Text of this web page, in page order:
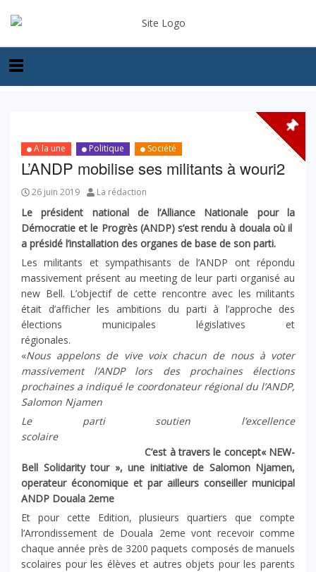
A la une Politique Société
L’ANDP mobilise ses militants à wouri2
26 juin 2019 La rédaction
Le président national de l’Alliance Nationale pour la
Démocratie et le Progrès (ANDP) s’est rendu à douala où il
a présidé l’installation des organes de base de son parti.
Les militants et sympathisants de l’ANDP ont répondu
massivement présent au meeting de leur parti organisé au
new Bell. L’objectif de cette rencontre avec les militants
était d’afficher les ambitions du parti à l’approche des
élections municipales législatives et
régionales.
«Nous appelons de vive voix chacun de nous à voter
massivement l’ANDP lors des prochaines élections
prochaines a indiqué le coordonateur régional du l’ANDP,
Salomon Njamen
Le parti soutien l’excellence
scolaire
C’est à travers le concept« NEW-
Bell Solidarity tour », une initiative de Salomon Njamen,
operateur économique et par ailleurs conseiller municipal
ANDP Douala 2eme
Et pour cette Edition, plusieurs quartiers que compte
l’Arrondissement de Douala 2eme vont recevoir comme
chaque année près de 3200 paquets composés de manuels
scolaires pour les élèves et autres objets pour les parents